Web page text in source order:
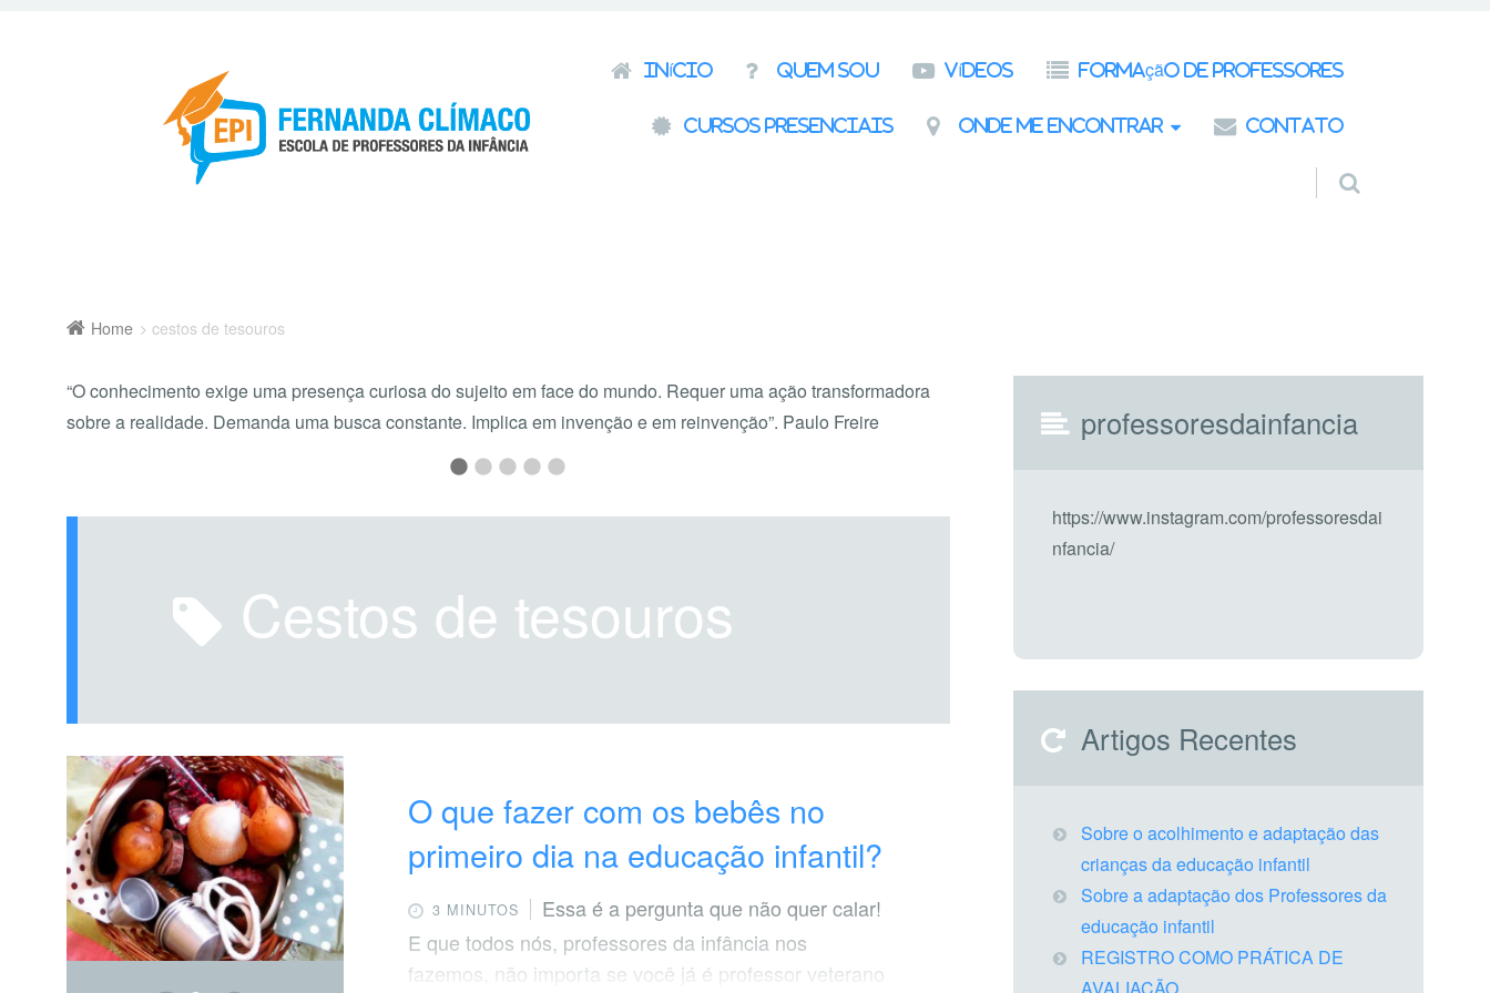
Pular para o conteúdo
Início Quem Sou Vídeos Formação de Professores
Cursos presenciais Onde Me Encontrar Contato
Home cestos de tesouros
“O conhecimento exige uma presença curiosa do sujeito em face do mundo. Requer uma ação transformadora
sobre a realidade. Demanda uma busca constante. Implica em invenção e em reinvenção”. Paulo Freire
cestos de tesouros
O que fazer com os bebês no
primeiro dia na educação infantil?
3 MINUTOS
Essa é a pergunta que não quer calar!
E que todos nós, professores da infância nos
fazemos, não importa se você já é professor veterano
professoresdainfancia
https://www.instagram.com/professoresdai
nfancia/
Artigos Recentes
Sobre o acolhimento e adaptação das
crianças da educação infantil
Sobre a adaptação dos Professores da
educação infantil
REGISTRO COMO PRÁTICA DE
AVALIAÇÃO